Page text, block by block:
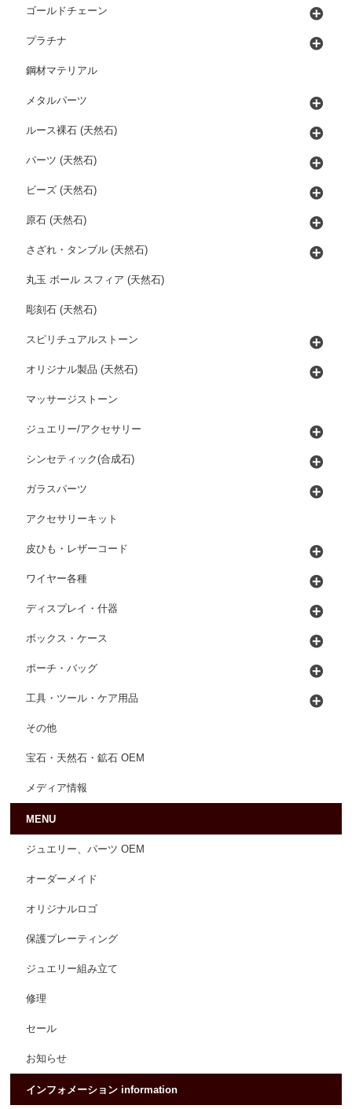
ゴールドチェーン
プラチナ
鋼材マテリアル
メタルパーツ
ルース裸石 (天然石)
パーツ (天然石)
ビーズ (天然石)
原石 (天然石)
さざれ・タンブル (天然石)
丸玉 ボール スフィア (天然石)
彫刻石 (天然石)
スピリチュアルストーン
オリジナル製品 (天然石)
マッサージストーン
ジュエリー/アクセサリー
シンセティック(合成石)
ガラスパーツ
アクセサリーキット
皮ひも・レザーコード
ワイヤー各種
ディスプレイ・什器
ボックス・ケース
ポーチ・バッグ
工具・ツール・ケア用品
その他
宝石・天然石・鉱石 OEM
メディア情報
MENU
ジュエリー、パーツ OEM
オーダーメイド
オリジナルロゴ
保護プレーティング
ジュエリー組み立て
修理
セール
お知らせ
インフォメーション information